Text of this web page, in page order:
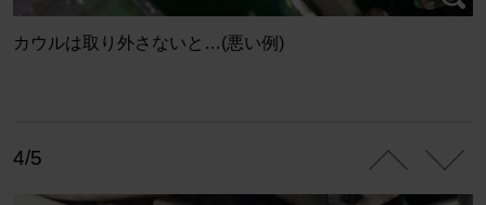
カウルは取り外さないと…(悪い例)
4/5